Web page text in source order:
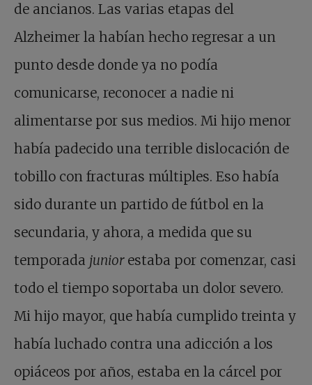
de ancianos. Las varias etapas del
Alzheimer la habían hecho regresar a un
punto desde donde ya no podía
comunicarse, reconocer a nadie ni
alimentarse por sus medios. Mi hijo menor
había padecido una terrible dislocación de
tobillo con fracturas múltiples. Eso había
sido durante un partido de fútbol en la
secundaria, y ahora, a medida que su
temporada junior estaba por comenzar, casi
todo el tiempo soportaba un dolor severo.
Mi hijo mayor, que había cumplido treinta y
había luchado contra una adicción a los
opiáceos por años, estaba en la cárcel por